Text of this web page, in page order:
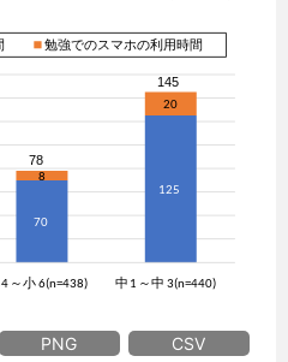
PNG CSV